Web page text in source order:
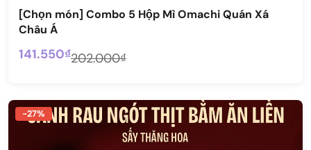
[Chọn món] Combo 5 Hộp Mì Omachi Quán Xá
Châu Á
141.550₫202.000₫
-27%